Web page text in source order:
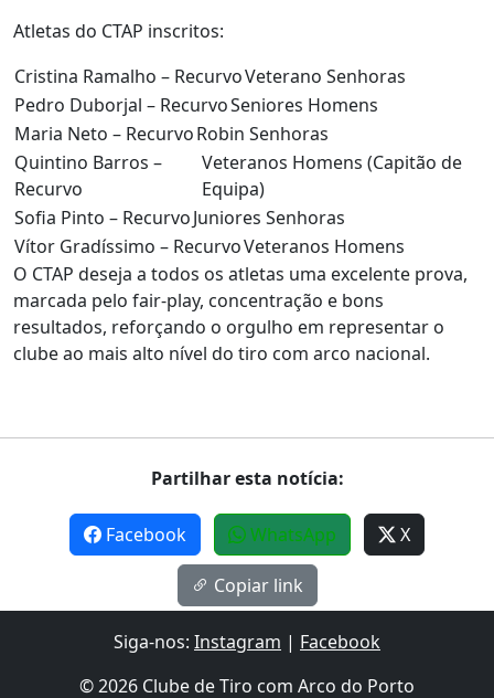
Atletas do CTAP inscritos:
Cristina Ramalho – RecurvoVeterano Senhoras
Pedro Duborjal – RecurvoSeniores Homens
Maria Neto – RecurvoRobin Senhoras
Quintino Barros –
Recurvo
Veteranos Homens (Capitão de
Equipa)
Sofia Pinto – RecurvoJuniores Senhoras
Vítor Gradíssimo – RecurvoVeteranos Homens
O CTAP deseja a todos os atletas uma excelente prova,
marcada pelo fair-play, concentração e bons
resultados, reforçando o orgulho em representar o
clube ao mais alto nível do tiro com arco nacional.
Partilhar esta notícia:
Facebook WhatsApp X
Copiar link
Siga-nos: Instagram | Facebook
© 2026 Clube de Tiro com Arco do Porto